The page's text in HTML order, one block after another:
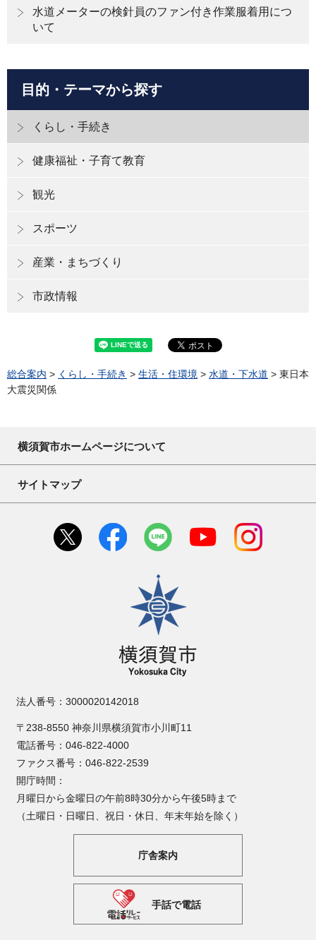
水道メーターの検針員のファン付き作業服着用につ
いて
目的・テーマから探す
くらし・手続き
健康福祉・子育て教育
観光
スポーツ
産業・まちづくり
市政情報
総合案内 > くらし・手続き > 生活・住環境 > 水道・下水道 > 東日本
大震災関係
横須賀市ホームページについて
サイトマップ
横須賀市
法人番号：3000020142018
〒238-8550 神奈川県横須賀市小川町11
電話番号：046-822-4000
ファクス番号：046-822-2539
開庁時間：
月曜日から金曜日の午前8時30分から午後5時まで
（土曜日・日曜日、祝日・休日、年末年始を除く）
庁舎案内
手話で電話